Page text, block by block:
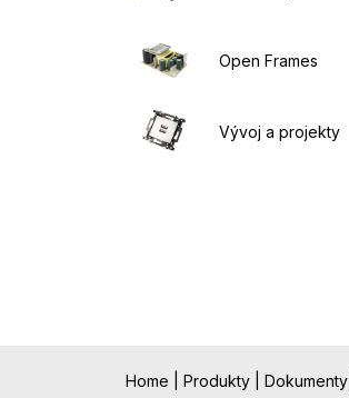
Open Frames
Vývoj a projekty
Home Produkty Dokumenty